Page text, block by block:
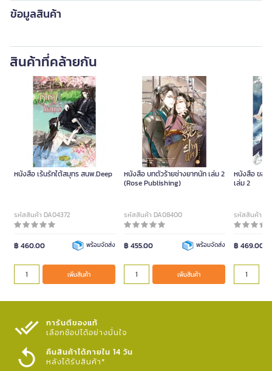
ข้อมูลสินค้า
สินค้าที่คล้ายกัน
หนังสือ เร้นรักใต้สมุทร สนพ.Deep
รหัสสินค้า DA04372
฿ 460.00 พร้อมจัดส่ง
เพิ่มสินค้า
หนังสือ บทตัวร้ายช่างยากนัก เล่ม 2
(Rose Publishing)
รหัสสินค้า DA08400
฿ 455.00 พร้อมจัดส่ง
เพิ่มสินค้า
หนังสือ ขอสู้
เล่ม 2
รหัสสินค้า
฿ 469.00
การันตีของแท้
เลือกช้อปได้อย่างมั่นใจ​
คืนสินค้าได้ภายใน 14 วัน
หลังได้รับสินค้า*